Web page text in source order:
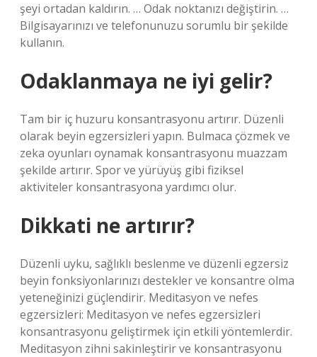
şeyi ortadan kaldırın. … Odak noktanızı değiştirin. …
Bilgisayarınızı ve telefonunuzu sorumlu bir şekilde
kullanın.
Odaklanmaya ne iyi gelir?
Tam bir iç huzuru konsantrasyonu artırır. Düzenli
olarak beyin egzersizleri yapın. Bulmaca çözmek ve
zeka oyunları oynamak konsantrasyonu muazzam
şekilde artırır. Spor ve yürüyüş gibi fiziksel
aktiviteler konsantrasyona yardımcı olur.
Dikkati ne artırır?
Düzenli uyku, sağlıklı beslenme ve düzenli egzersiz
beyin fonksiyonlarınızı destekler ve konsantre olma
yeteneğinizi güçlendirir. Meditasyon ve nefes
egzersizleri: Meditasyon ve nefes egzersizleri
konsantrasyonu geliştirmek için etkili yöntemlerdir.
Meditasyon zihni sakinleştirir ve konsantrasyonu